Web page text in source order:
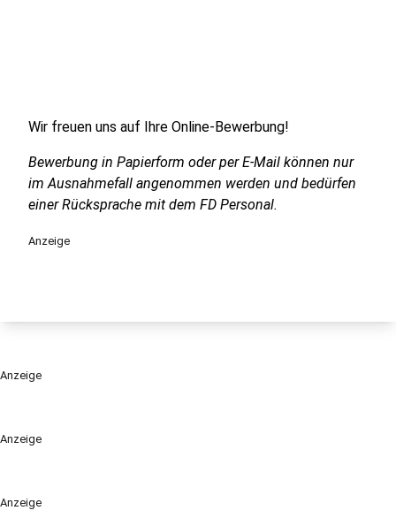
Anzeige
Anzeige
Wir freuen uns auf Ihre Online-Bewerbung!
Bewerbung in Papierform oder per E-Mail können nur
im Ausnahmefall angenommen werden und bedürfen
einer Rücksprache mit dem FD Personal.
Anzeige
Anzeige